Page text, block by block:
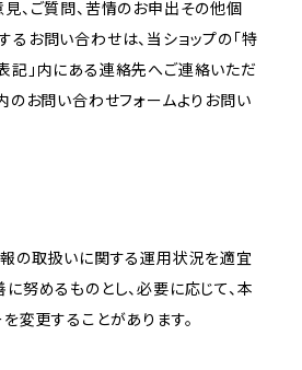
、ご質問、苦情のお申出その他個
お問い合わせは、当ショップの「特
記」内にある連絡先へご連絡いただ
のお問い合わせフォームよりお問い
報の取扱いに関する運用状況を適宜
努めるものとし、必要に応じて、本
変更することがあります。